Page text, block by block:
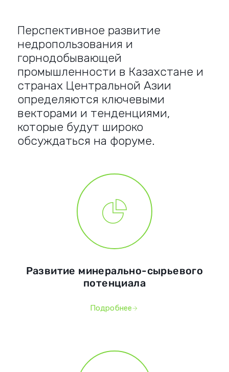
Перспективное развитие
недропользования и
горнодобывающей
промышленности в Казахстане и
странах Центральной Азии
определяются ключевыми
векторами и тенденциями,
которые будут широко
обсуждаться на форуме.
Развитие минерально-сырьевого
потенциала
Подробнее